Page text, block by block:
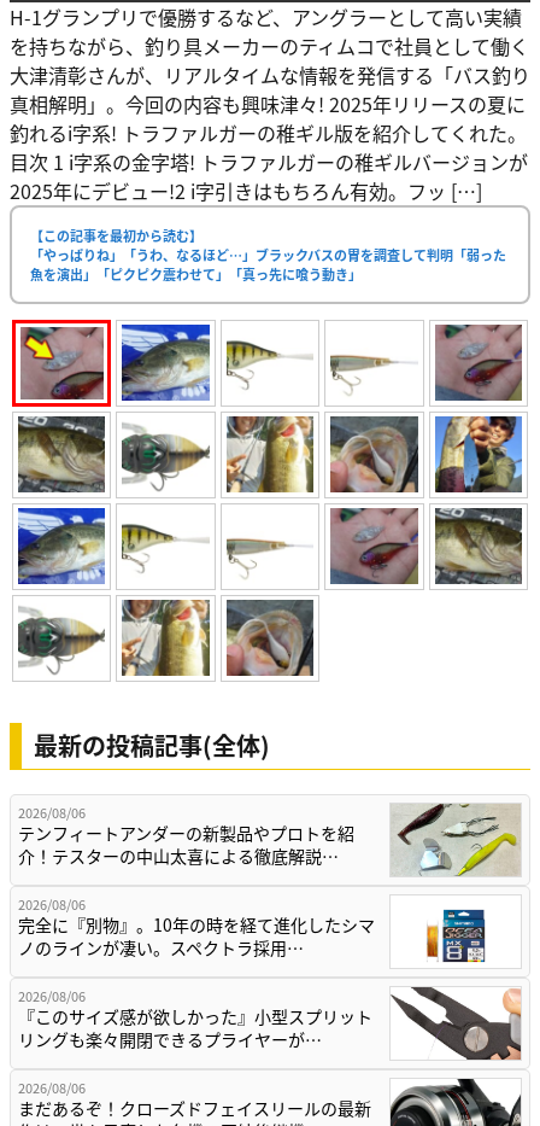
H-1グランプリで優勝するなど、アングラーとして高い実績
を持ちながら、釣り具メーカーのティムコで社員として働く
大津清彰さんが、リアルタイムな情報を発信する「バス釣り
真相解明」。今回の内容も興味津々! 2025年リリースの夏に
釣れるi字系! トラファルガーの稚ギル版を紹介してくれた。
目次 1 i字系の金字塔! トラファルガーの稚ギルバージョンが
2025年にデビュー!2 i字引きはもちろん有効。フッ […]
【この記事を最初から読む】
「やっぱりね」「うわ、なるほど…」ブラックバスの胃を調査して判明「弱った
魚を演出」「ピクピク震わせて」「真っ先に喰う動き」
最新の投稿記事(全体)
2026/08/06
テンフィートアンダーの新製品やプロトを紹
介！テスターの中山太喜による徹底解説…
2026/08/06
完全に『別物』。10年の時を経て進化したシマ
ノのラインが凄い。スペクトラ採用…
2026/08/06
『このサイズ感が欲しかった』小型スプリット
リングも楽々開閉できるプライヤーが…
2026/08/06
まだあるぞ！クローズドフェイスリールの最新